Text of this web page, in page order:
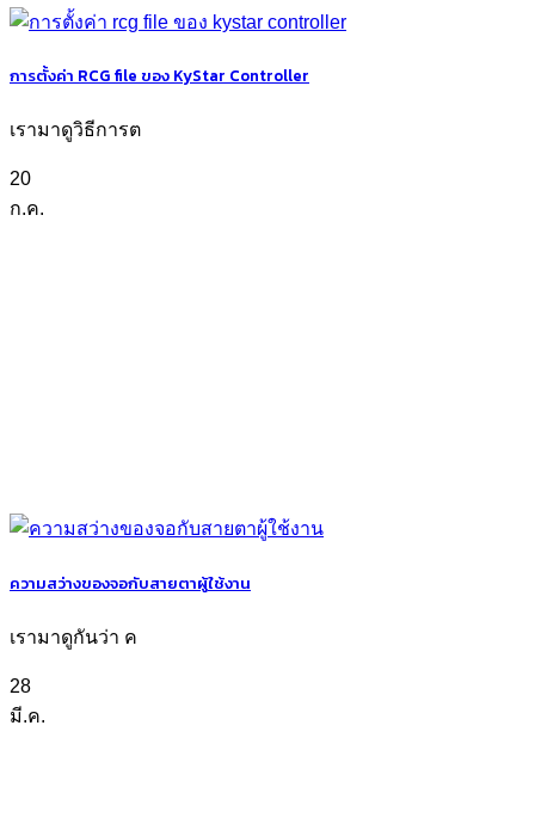
การตั้งค่า RCG file ของ KyStar Controller
เรามาดูวิธีการต
20
ก.ค.
ความสว่างของจอกับสายตาผู้ใช้งาน
เรามาดูกันว่า ค
28
มี.ค.